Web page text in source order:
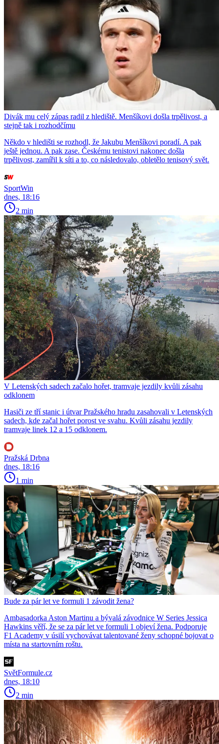
Divák mu celý zápas radil z hlediště. Menšíkovi došla trpělivost, a
stejně tak i rozhodčímu
Někdo v hledišti se rozhodl, že Jakubu Menšíkovi poradí. A pak
ještě jednou. A pak zase. Českému tenistovi nakonec došla
trpělivost, zamířil k síti a to, co následovalo, obletělo tenisový svět.
SportWin
dnes, 18:16
2 min
V Letenských sadech začalo hořet, tramvaje jezdily kvůli zásahu
odklonem
Hasiči ze tří stanic i útvar Pražského hradu zasahovali v Letenských
sadech, kde začal hořet porost ve svahu. Kvůli zásahu jezdily
tramvaje linek 12 a 15 odklonem.
Pražská Drbna
dnes, 18:16
1 min
Bude za pár let ve formuli 1 závodit žena?
Ambasadorka Aston Martinu a bývalá závodnice W Series Jessica
Hawkins věří, že se za pár let ve formuli 1 objeví žena. Podporuje
F1 Academy v úsilí vychovávat talentované ženy schopné bojovat o
místa na startovním roštu.
SvětFormule.cz
dnes, 18:10
2 min